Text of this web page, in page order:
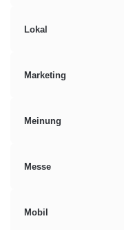
Lokal
Marketing
Meinung
Messe
Mobil